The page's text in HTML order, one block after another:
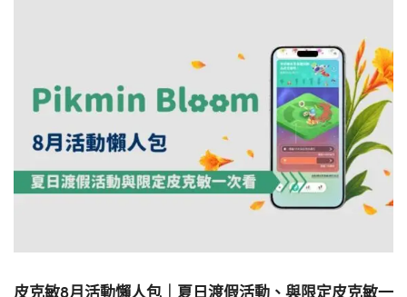
皮克敏8月活動懶人包｜夏日渡假活動、與限定皮克敏一